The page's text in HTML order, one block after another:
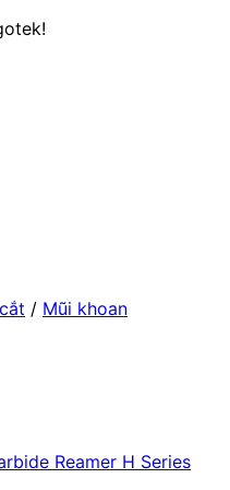
/ Mũi khoan
Reamer H Series